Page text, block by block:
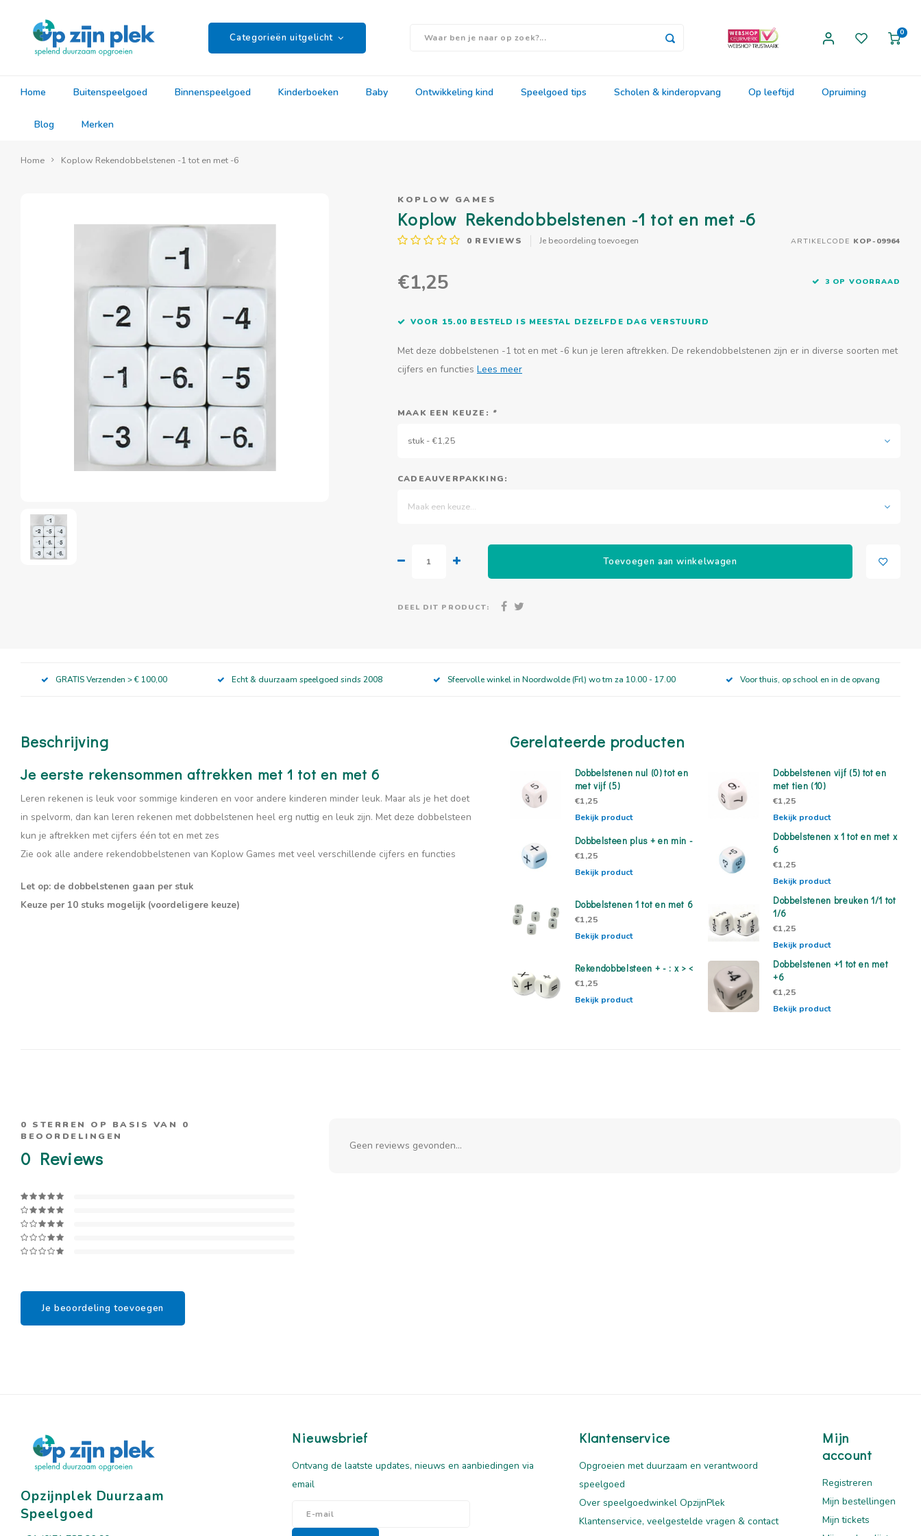
Categorieën uitgelicht 0
Home Buitenspeelgoed Binnenspeelgoed Kinderboeken Baby Ontwikkeling kind Speelgoed tips Scholen & kinderopvang Op leeftijd Opruiming
Blog Merken
Home Koplow Rekendobbelstenen -1 tot en met -6
KOPLOW GAMES
Koplow Rekendobbelstenen -1 tot en met -6
0 REVIEWS Je beoordeling toevoegen ARTIKELCODE KOP-09964
€1,25 3 OP VOORRAAD
VOOR 15.00 BESTELD IS MEESTAL DEZELFDE DAG VERSTUURD
Met deze dobbelstenen -1 tot en met -6 kun je leren aftrekken. De rekendobbelstenen zijn er in diverse soorten met
cijfers en functies Lees meer
MAAK EEN KEUZE: *
stuk - €1,25
CADEAUVERPAKKING:
Maak een keuze...
Toevoegen aan winkelwagen
DEEL DIT PRODUCT:
GRATIS Verzenden > € 100,00 Echt & duurzaam speelgoed sinds 2008 Sfeervolle winkel in Noordwolde (Frl) wo tm za 10.00 - 17.00 Voor thuis, op school en in de opvang
Beschrijving
Je eerste rekensommen aftrekken met 1 tot en met 6
Leren rekenen is leuk voor sommige kinderen en voor andere kinderen minder leuk. Maar als je het doet
in spelvorm, dan kan leren rekenen met dobbelstenen heel erg nuttig en leuk zijn. Met deze dobbelsteen
kun je aftrekken met cijfers één tot en met zes
Zie ook alle andere rekendobbelstenen van Koplow Games met veel verschillende cijfers en functies
Let op: de dobbelstenen gaan per stuk
Keuze per 10 stuks mogelijk (voordeligere keuze)
Gerelateerde producten
Dobbelstenen nul (0) tot en
met vijf (5)
€1,25
Bekijk product
Dobbelstenen vijf (5) tot en
met tien (10)
€1,25
Bekijk product
Dobbelsteen plus + en min -
€1,25
Bekijk product
Dobbelstenen x 1 tot en met x
6
€1,25
Bekijk product
Dobbelstenen 1 tot en met 6
€1,25
Bekijk product
Dobbelstenen breuken 1/1 tot
1/6
€1,25
Bekijk product
Rekendobbelsteen + - : x > <
€1,25
Bekijk product
Dobbelstenen +1 tot en met
+6
€1,25
Bekijk product
0 STERREN OP BASIS VAN 0
BEOORDELINGEN
0 Reviews
Je beoordeling toevoegen
Geen reviews gevonden...
Opzijnplek Duurzaam
Speelgoed
Nieuwsbrief
Ontvang de laatste updates, nieuws en aanbiedingen via
email
Klantenservice
Opgroeien met duurzaam en verantwoord
speelgoed
Over speelgoedwinkel OpzijnPlek
Klantenservice, veelgestelde vragen & contact
Mijn
account
Registreren
Mijn bestellingen
Mijn tickets